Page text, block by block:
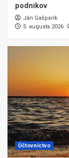
podnikov
Ján Gašparík
5. augusta 2026
Účtovníctvo